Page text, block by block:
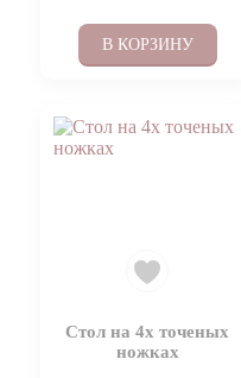
В КОРЗИНУ
Стол на 4х точеных
ножках